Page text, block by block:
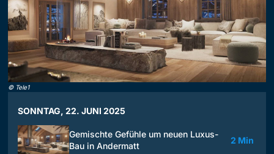
© Tele1
SONNTAG, 22. JUNI 2025
Gemischte Gefühle um neuen Luxus-
Bau in Andermatt
2 Min